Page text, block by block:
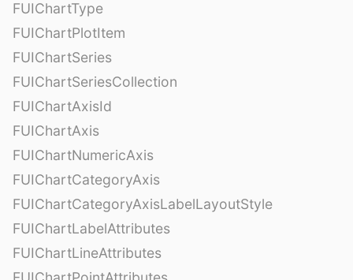
FUIChartType
FUIChartPlotItem
FUIChartSeries
FUIChartSeriesCollection
FUIChartAxisId
FUIChartAxis
FUIChartNumericAxis
FUIChartCategoryAxis
FUIChartCategoryAxisLabelLayoutStyle
FUIChartLabelAttributes
FUIChartLineAttributes